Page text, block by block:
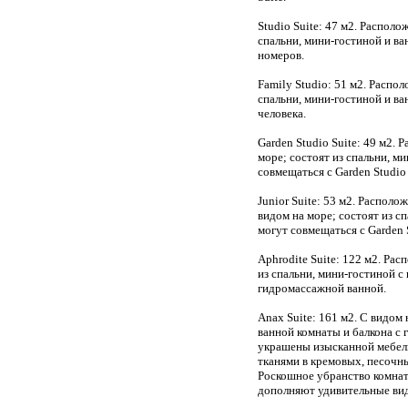
Studio Suite: 47 м2.
спальни, мини-гостиной и
номеров.
Family Studio: 51 м2.
спальни, мини-гостиной и
человека.
Garden Studio Suite: 49 м2.
море; состоят из спальни,
совмещаться с Garden
Junior Suite: 53 м2.
видом на море; состоят из
могут совмещаться с
Aphrodite Suite: 122 м2.
из спальни, мини-гостиной
гидромассажной ванной.
Anax Suite: 161 м2. С видом
ванной комнаты и балкона
украшены изысканной
тканями в кремовых,
Роскошное убранство
дополняют удивительные